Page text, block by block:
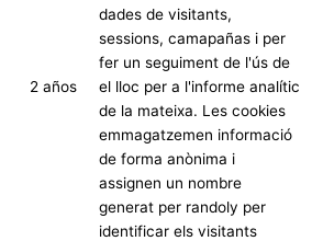
2 años
dades de visitants,
sessions, camapañas i per
fer un seguiment de l'ús de
el lloc per a l'informe analític
de la mateixa. Les cookies
emmagatzemen informació
de forma anònima i
assignen un nombre
generat per randoly per
identificar els visitants